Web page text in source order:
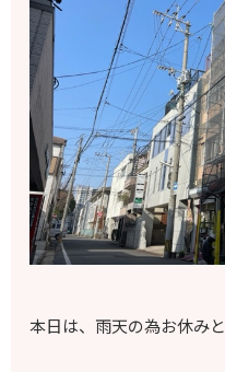
本日は、雨天の為お休み